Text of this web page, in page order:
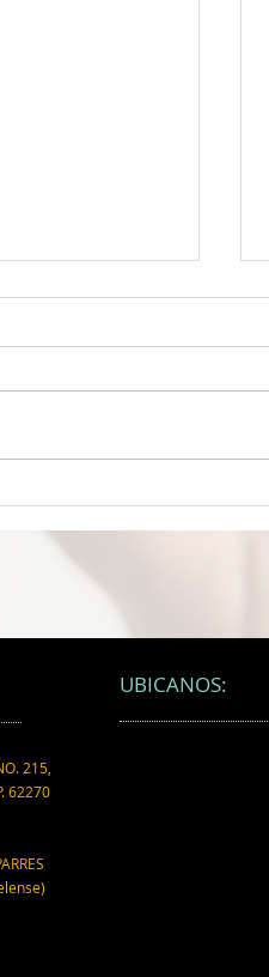
protector
nuevo estudio
215,
62270
UBICANOS: